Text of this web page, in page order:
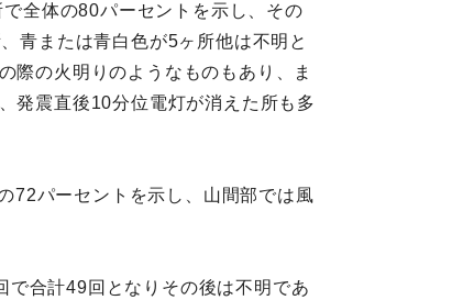
全体の80パーセントを示し、その
青または青白色が5ヶ所他は不明と
際の火明りのようなものもあり、ま
発震直後10分位電灯が消えた所も多
72パーセントを示し、山間部では風
合計49回となりその後は不明であ